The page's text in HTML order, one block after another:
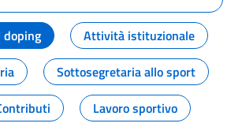
doping
Attività istituzionale
Sottosegretaria allo sport
Lavoro sportivo